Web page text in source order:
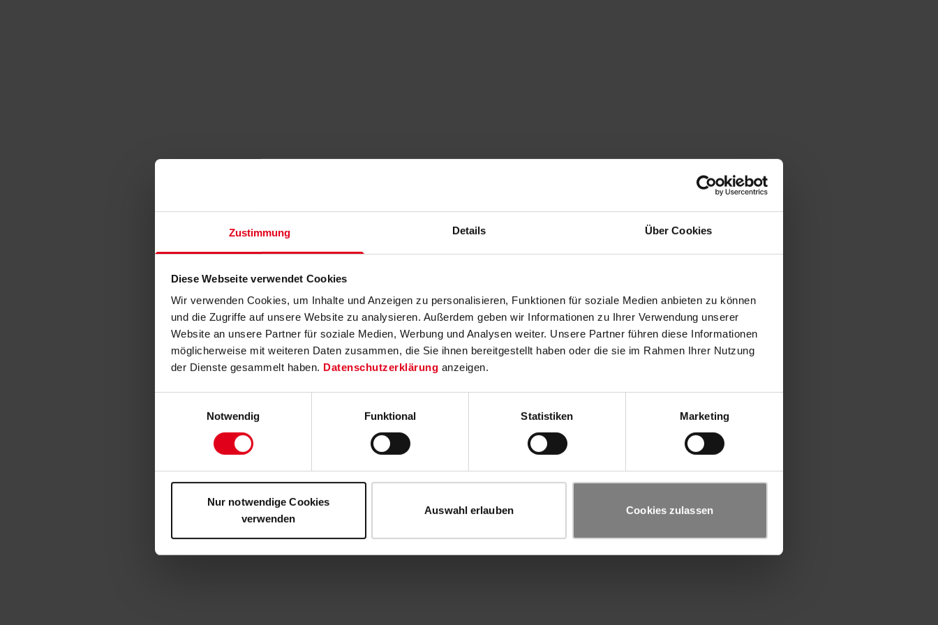
Zustimmung Details Über Cookies
Diese Webseite verwendet Cookies
Wir verwenden Cookies, um Inhalte und Anzeigen zu personalisieren, Funktionen für soziale Medien anbieten zu können
und die Zugriffe auf unsere Website zu analysieren. Außerdem geben wir Informationen zu Ihrer Verwendung unserer
Website an unsere Partner für soziale Medien, Werbung und Analysen weiter. Unsere Partner führen diese Informationen
möglicherweise mit weiteren Daten zusammen, die Sie ihnen bereitgestellt haben oder die sie im Rahmen Ihrer Nutzung
der Dienste gesammelt haben. Datenschutzerklärung anzeigen.
Notwendig
Funktional Statistiken Marketing
Nur notwendige Cookies
verwenden
Auswahl erlauben Cookies zulassen